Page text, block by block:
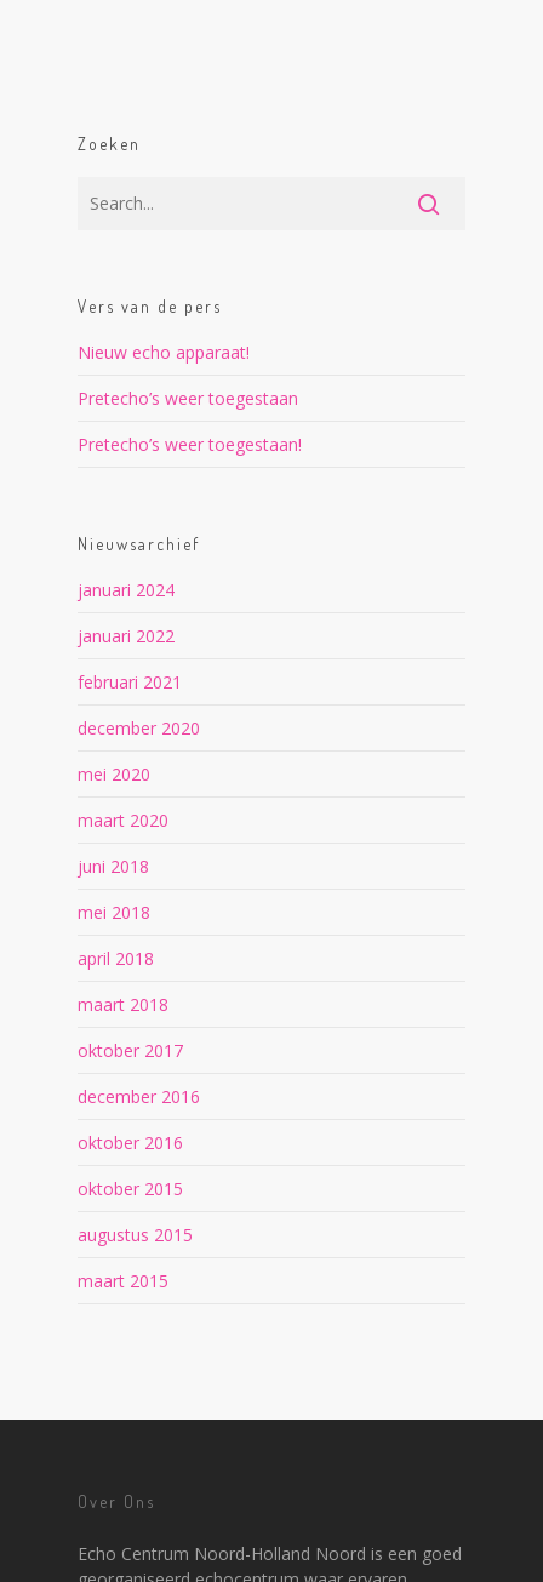
Zoeken
Vers van de pers
Nieuw echo apparaat!
Pretecho’s weer toegestaan
Pretecho’s weer toegestaan!
Nieuwsarchief
januari 2024
januari 2022
februari 2021
december 2020
mei 2020
maart 2020
juni 2018
mei 2018
april 2018
maart 2018
oktober 2017
december 2016
oktober 2016
oktober 2015
augustus 2015
maart 2015
Over Ons
Echo Centrum Noord-Holland Noord is een goed